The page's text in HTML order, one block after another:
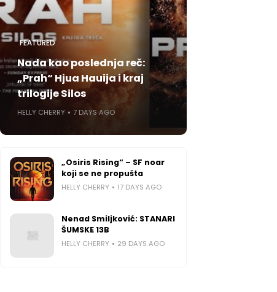
FEATURED
Nada kao poslednja reč:
„Prah“ Hjua Hauija i kraj
trilogije Silos
HELLY CHERRY 7 DAYS AGO
„Osiris Rising“ – SF noar
koji se ne propušta
HELLY CHERRY 17 DAYS AGO
Nenad Smiljković: STANARI
ŠUMSKE 13B
HELLY CHERRY 29 DAYS AGO